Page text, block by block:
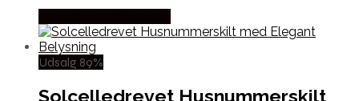
Udsalg 89%
Solcelledrevet Husnummerskilt